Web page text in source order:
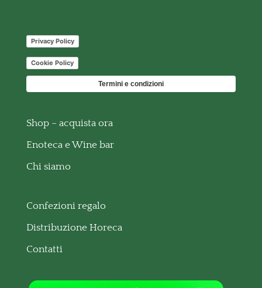
Privacy Policy
Cookie Policy
Termini e condizioni
Shop – acquista ora
Enoteca e Wine bar
Chi siamo
Confezioni regalo
Distribuzione Horeca
Contatti